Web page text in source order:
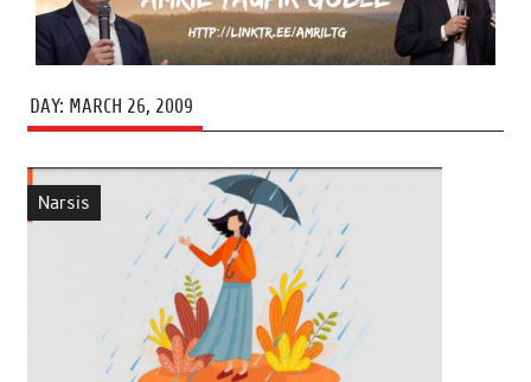
DAY: MARCH 26, 2009
Narsis